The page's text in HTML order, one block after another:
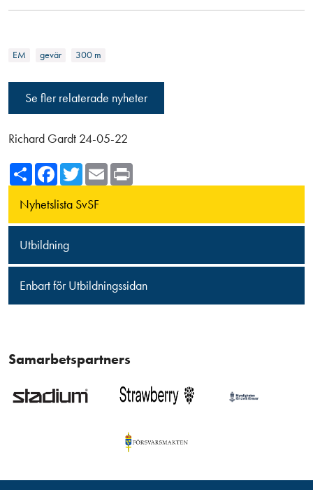
Nyhetslista SvSF
Utbildning
Enbart för Utbildningssidan
EM gevär 300 m
Se fler relaterade nyheter
Richard Gardt 24-05-22
ShareFacebook
TwitterEmail
Samarbetspartners